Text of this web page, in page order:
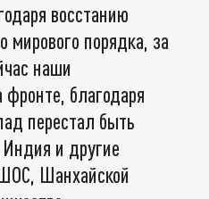
восстанию
мирового порядка, за
наши
фронте, благодаря
перестал быть
и другие
Шанхайской